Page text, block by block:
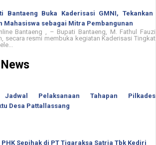
Bantaeng Buka Kaderisasi GMNI, Tekankan
Mahasiswa sebagai Mitra Pembangunan
Bantaeng , – Bupati Bantaeng, M. Fathul Fauzi
secara resmi membuka kegiatan Kaderisasi Tingkat
Jadwal Pelaksanaan Tahapan Pilkades
Desa Pattallassang
Sepihak di PT Tigaraksa Satria Tbk Kediri